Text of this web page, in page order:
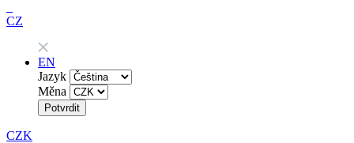
CZ
EN
Jazyk
Měna
Potvrdit
CZK